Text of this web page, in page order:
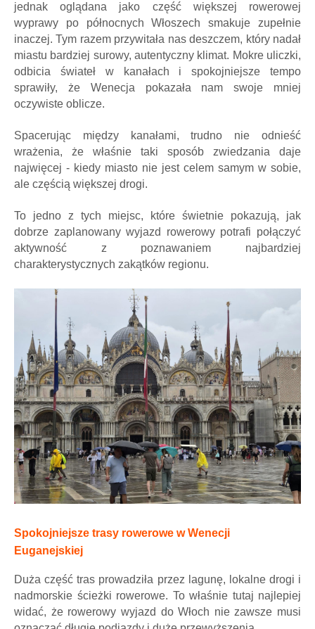
jednak oglądana jako część większej rowerowej
wyprawy po północnych Włoszech smakuje zupełnie
inaczej. Tym razem przywitała nas deszczem, który nadał
miastu bardziej surowy, autentyczny klimat. Mokre uliczki,
odbicia świateł w kanałach i spokojniejsze tempo
sprawiły, że Wenecja pokazała nam swoje mniej
oczywiste oblicze.
Spacerując między kanałami, trudno nie odnieść
wrażenia, że właśnie taki sposób zwiedzania daje
najwięcej - kiedy miasto nie jest celem samym w sobie,
ale częścią większej drogi.
To jedno z tych miejsc, które świetnie pokazują, jak
dobrze zaplanowany wyjazd rowerowy potrafi połączyć
aktywność z poznawaniem najbardziej
charakterystycznych zakątków regionu.
Spokojniejsze trasy rowerowe w Wenecji
Euganejskiej
Duża część tras prowadziła przez lagunę, lokalne drogi i
nadmorskie ścieżki rowerowe. To właśnie tutaj najlepiej
widać, że rowerowy wyjazd do Włoch nie zawsze musi